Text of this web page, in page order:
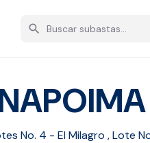
search
No. 4 - El Milagro , Lote